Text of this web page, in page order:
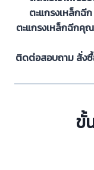
ตะแกรงเหล็กฉี
ตะแกรงเหล็กฉีกคุ
ติดต่อสอบถาม สั่งซื้
ขั้